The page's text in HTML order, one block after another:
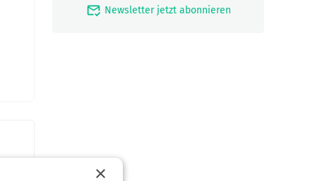
mark_email_read Newsletter jetzt abonnieren
×